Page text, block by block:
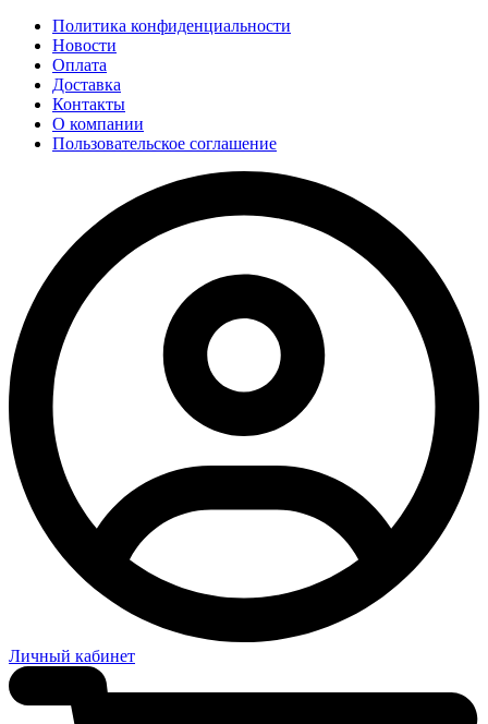
Политика конфиденциальности
Новости
Оплата
Доставка
Контакты
О компании
Пользовательское соглашение
Личный кабинет